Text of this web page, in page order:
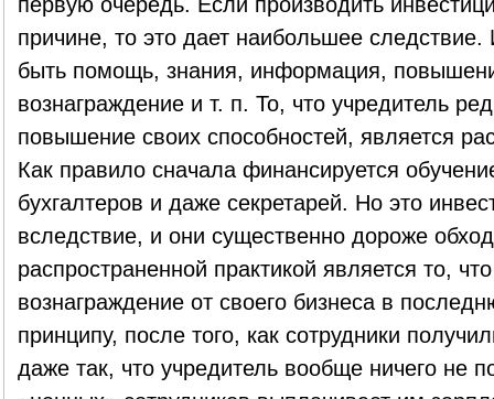
причине, то это дает наибольшее
быть помощь, знания, информация,
вознаграждение и т. п. То, что учредитель
повышение своих способностей, является
Как правило сначала финансируется
бухгалтеров и даже секретарей. Но это
вследствие, и они существенно дороже
распространенной практикой является то,
вознаграждение от своего бизнеса в
принципу, после того, как сотрудники
даже так, что учредитель вообще ничего не